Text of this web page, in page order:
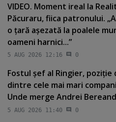
VIDEO. Moment ireal la
Păcuraru, fiica patronului.
o ţară aşezată la poalele
oameni harnici...”
5 AUG 2026 12:16 0
Fostul şef al Ringier, poziţie
dintre cele mai mari
Unde merge Andrei
5 AUG 2026 11:40 0